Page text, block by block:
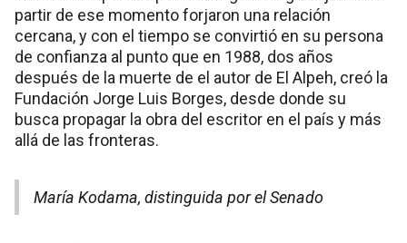
partir de ese momento forjaron una relación
cercana, y con el tiempo se convirtió en su persona
de confianza al punto que en 1988, dos años
después de la muerte de el autor de El Alpeh, creó la
Fundación Jorge Luis Borges, desde donde su
busca propagar la obra del escritor en el país y más
allá de las fronteras.
María Kodama, distinguida por el Senado